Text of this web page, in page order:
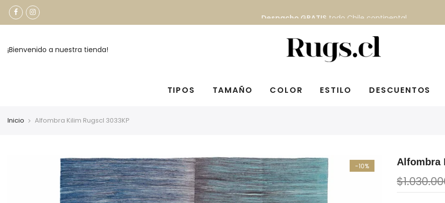
Despacho GRATIS todo Chile continental
¡Bienvenido a nuestra tienda!
TIPOS TAMAÑO COLOR ESTILO DESCUENTOS
Inicio Alfombra Kilim Rugscl 3033KP
-10% Alfombra